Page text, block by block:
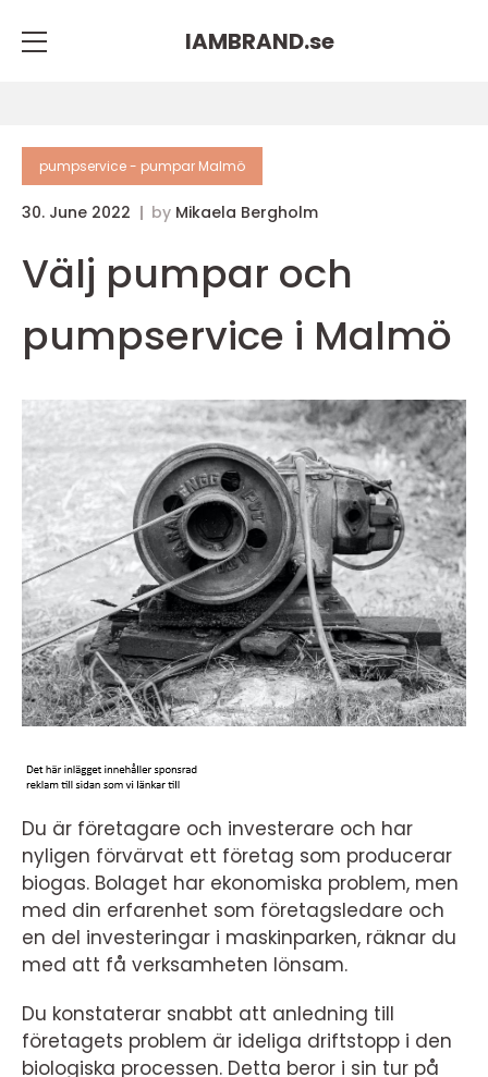
IAMBRAND.se
pumpservice - pumpar Malmö
30. June 2022 by Mikaela Bergholm
Välj pumpar och
pumpservice i Malmö
Du är företagare och investerare och har
nyligen förvärvat ett företag som producerar
biogas. Bolaget har ekonomiska problem, men
med din erfarenhet som företagsledare och
en del investeringar i maskinparken, räknar du
med att få verksamheten lönsam.
Du konstaterar snabbt att anledning till
företagets problem är ideliga driftstopp i den
biologiska processen. Detta beror i sin tur på